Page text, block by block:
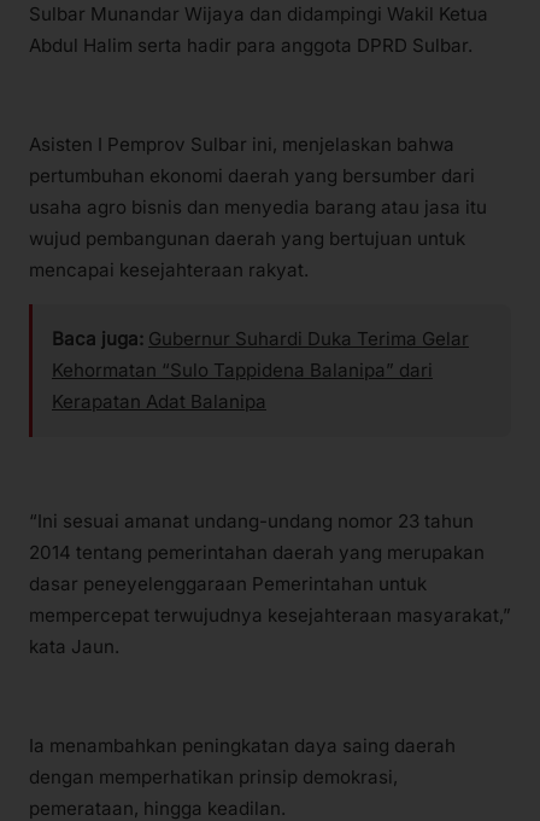
Sulbar Munandar Wijaya dan didampingi Wakil Ketua
Abdul Halim serta hadir para anggota DPRD Sulbar.
Asisten I Pemprov Sulbar ini, menjelaskan bahwa
pertumbuhan ekonomi daerah yang bersumber dari
usaha agro bisnis dan menyedia barang atau jasa itu
wujud pembangunan daerah yang bertujuan untuk
mencapai kesejahteraan rakyat.
Baca juga: Gubernur Suhardi Duka Terima Gelar
Kehormatan “Sulo Tappidena Balanipa” dari
Kerapatan Adat Balanipa
“Ini sesuai amanat undang-undang nomor 23 tahun
2014 tentang pemerintahan daerah yang merupakan
dasar peneyelenggaraan Pemerintahan untuk
mempercepat terwujudnya kesejahteraan masyarakat,”
kata Jaun.
Ia menambahkan peningkatan daya saing daerah
dengan memperhatikan prinsip demokrasi,
pemerataan, hingga keadilan.